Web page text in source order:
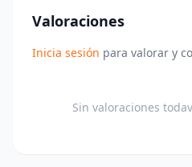
Valoraciones
Inicia sesión para valorar y
Sin valoraciones